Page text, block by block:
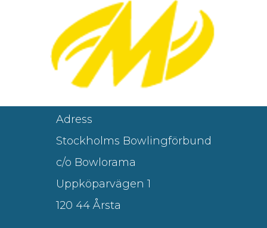
Adress
Stockholms Bowlingförbund
c/o Bowlorama
Uppköparvägen 1
120 44 Årsta